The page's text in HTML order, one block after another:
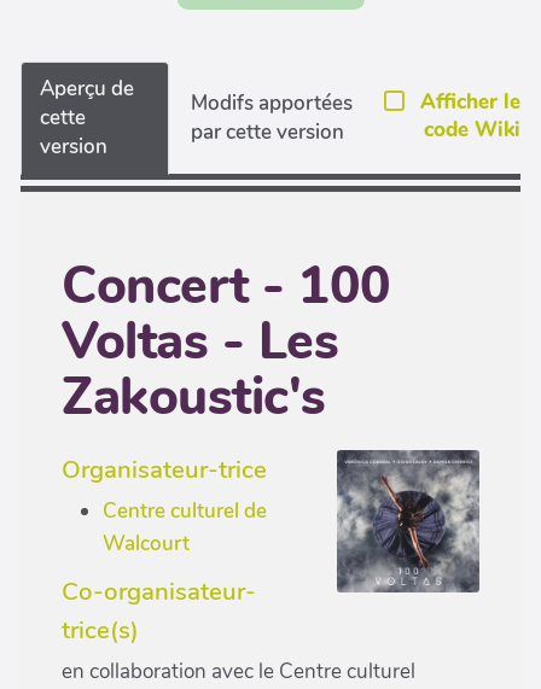
Aperçu de
cette
version
Modifs apportées
par cette version
Afficher le
code Wiki
Concert - 100
Voltas - Les
Zakoustic's
Organisateur-trice
Centre culturel de
Walcourt
Co-organisateur-
trice(s)
en collaboration avec le Centre culturel